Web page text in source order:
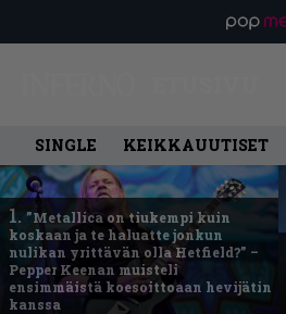
SINGLE KEIKKAUUTISET
1. ”Metallica on tiukempi kuin
koskaan ja te haluatte jonkun
nulikan yrittävän olla Hetfield?” –
Pepper Keenan muisteli
ensimmäistä koesoittoaan hevijätin
kanssa